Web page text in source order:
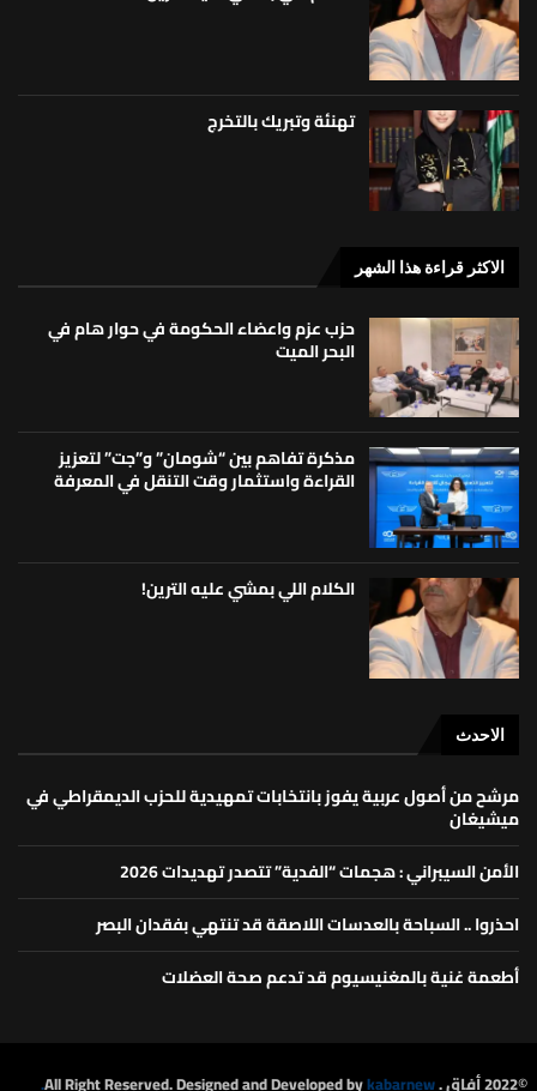
تهنئة وتبريك بالتخرج
الاكثر قراءة هذا الشهر
حزب عزم واعضاء الحكومة في حوار هام في
البحر الميت
مذكرة تفاهم بين “شومان” و”جت” لتعزيز
القراءة واستثمار وقت التنقل في المعرفة
الكلام اللي بمشي عليه الترين!
الاحدث
مرشح من أصول عربية يفوز بانتخابات تمهيدية للحزب الديمقراطي في
ميشيغان
الأمن السيبراني : هجمات “الفدية” تتصدر تهديدات 2026
احذروا .. السباحة بالعدسات اللاصقة قد تنتهي بفقدان البصر
أطعمة غنية بالمغنيسيوم قد تدعم صحة العضلات
©2022 أفاق . All Right Reserved. Designed and Developed by kabarnew.